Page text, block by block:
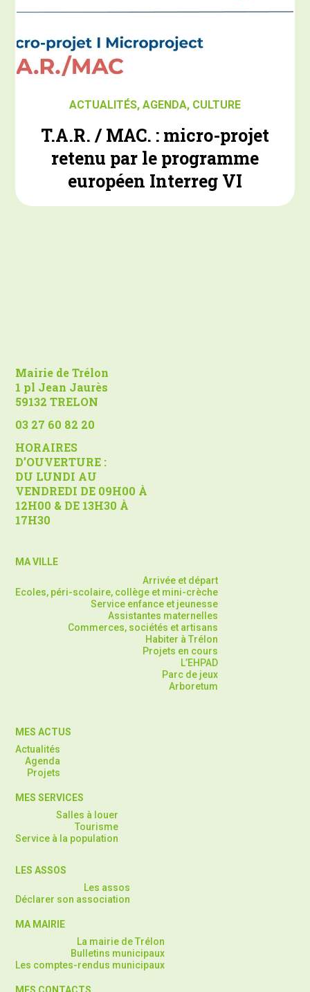
ACTUALITÉS, AGENDA, CULTURE
T.A.R. / MAC. : micro-projet
retenu par le programme
européen Interreg VI
Mairie de Trélon
1 pl Jean Jaurès
59132 TRELON
03 27 60 82 20
HORAIRES
D’OUVERTURE :
DU LUNDI AU
VENDREDI DE 09H00 À
12H00 & DE 13H30 À
17H30
MA VILLE
Arrivée et départ
Ecoles, péri-scolaire, collège et mini-crèche
Service enfance et jeunesse
Assistantes maternelles
Commerces, sociétés et artisans
Habiter à Trélon
Projets en cours
L’EHPAD
Parc de jeux
Arboretum
MES ACTUS
Actualités
Agenda
Projets
MES SERVICES
Salles à louer
Tourisme
Service à la population
LES ASSOS
Les assos
Déclarer son association
MA MAIRIE
La mairie de Trélon
Bulletins municipaux
Les comptes-rendus municipaux